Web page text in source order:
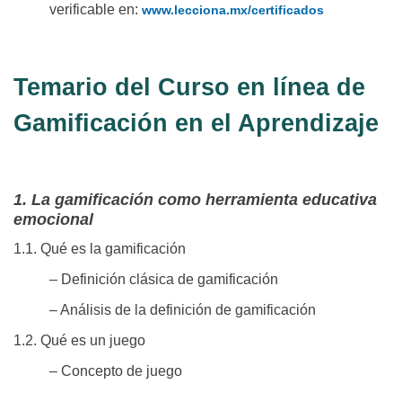
verificable en: www.lecciona.mx/certificados
Temario del Curso en línea de
Gamificación en el Aprendizaje
1. La gamificación como herramienta educativa
emocional
1.1. Qué es la gamificación
– Definición clásica de gamificación
– Análisis de la definición de gamificación
1.2. Qué es un juego
– Concepto de juego